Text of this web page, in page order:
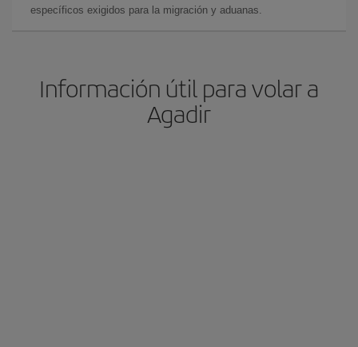
específicos exigidos para la migración y aduanas.
Información útil para volar a
Agadir